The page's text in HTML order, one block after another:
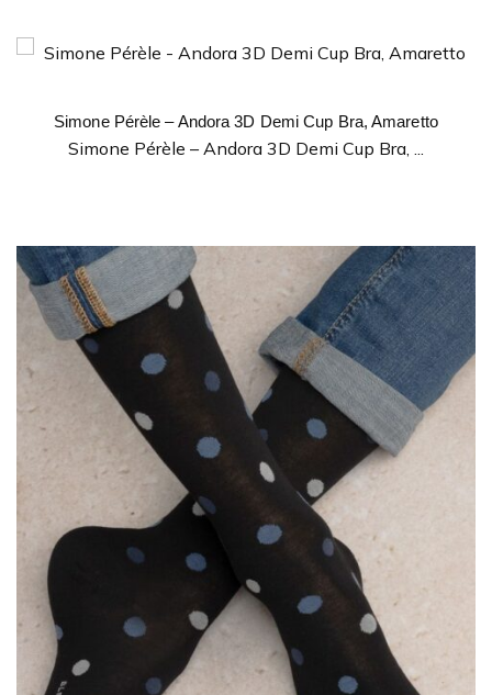
Simone Pérèle – Andora 3D Demi Cup Bra, Amaretto
Simone Pérèle – Andora 3D Demi Cup Bra, ...